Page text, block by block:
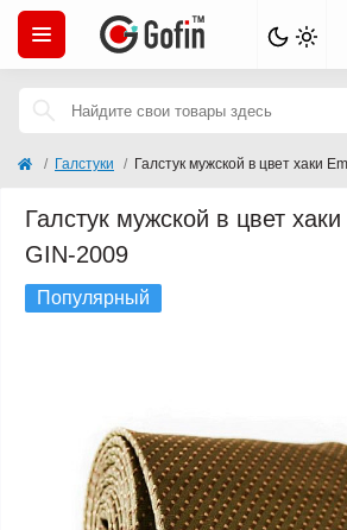
Галстуки Галстук мужской в цвет хаки
Галстук мужской в цвет
GIN-2009
Популярный